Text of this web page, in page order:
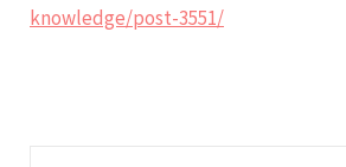
knowledge/post-3551/